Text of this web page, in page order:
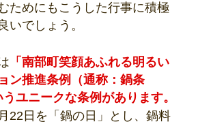
ためにもこうした行事に積極
いでしょう。
「南部町笑顔あふれる明るい
ン推進条例（通称：鍋条
うユニークな条例があります。
22日を「鍋の日」とし、鍋料